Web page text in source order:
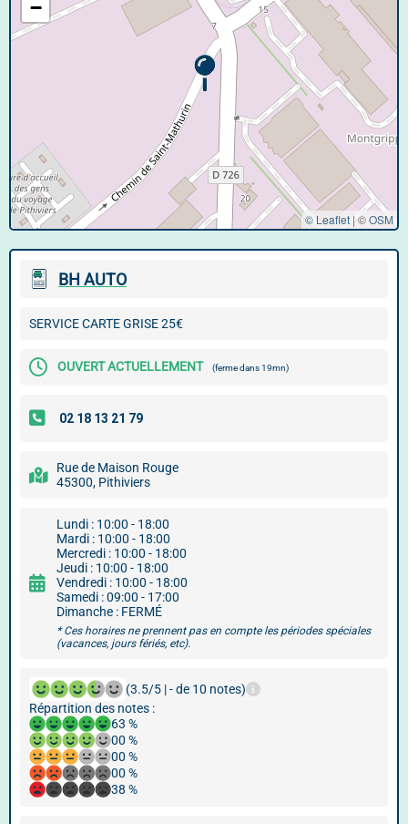
−
© Leaflet | ©OSM
BH AUTO
SERVICE CARTE GRISE 25€
OUVERT ACTUELLEMENT (ferme dans 19mn)
Rue de Maison Rouge
45300, Pithiviers
Lundi : 10:00 - 18:00
Mardi : 10:00 - 18:00
Mercredi : 10:00 - 18:00
Jeudi : 10:00 - 18:00
Vendredi : 10:00 - 18:00
Samedi : 09:00 - 17:00
Dimanche : FERMÉ
* Ces horaires ne prennent pas en compte les périodes spéciales
(vacances, jours fériés, etc).
(3.5/5 | - de 10 notes)
Répartition des notes :
63 %
00 %
00 %
00 %
38 %